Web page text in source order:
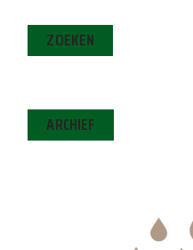
ZOEKEN
ARCHIEF